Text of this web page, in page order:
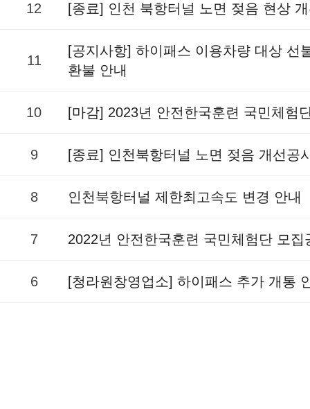
12 [종료] 인천 북항터널 노면 젖음 현상
11
[공지사항] 하이패스 이용차량 대상 선
환불 안내
10 [마감] 2023년 안전한국훈련 국민체험
9 [종료] 인천북항터널 노면 젖음 개선공
8 인천북항터널 제한최고속도 변경 안내
7 2022년 안전한국훈련 국민체험단 모집
6 [청라원창영업소] 하이패스 추가 개통